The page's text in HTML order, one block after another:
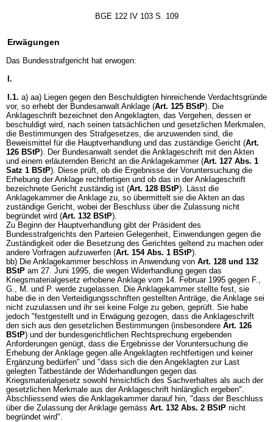
BGE 122 IV 103 S. 109
Erwägungen
Das Bundesstrafgericht hat erwogen:
I.
I.1. a) aa) Liegen gegen den Beschuldigten hinreichende Verdachtsgründe
vor, so erhebt der Bundesanwalt Anklage (Art. 125 BStP). Die
Anklageschrift bezeichnet den Angeklagten, das Vergehen, dessen er
beschuldigt wird, nach seinen tatsächlichen und gesetzlichen Merkmalen,
die Bestimmungen des Strafgesetzes, die anzuwenden sind, die
Beweismittel für die Hauptverhandlung und das zuständige Gericht (Art.
126 BStP). Der Bundesanwalt sendet die Anklageschrift mit den Akten
und einem erläuternden Bericht an die Anklagekammer (Art. 127 Abs. 1
Satz 1 BStP). Diese prüft, ob die Ergebnisse der Voruntersuchung die
Erhebung der Anklage rechtfertigen und ob das in der Anklageschrift
bezeichnete Gericht zuständig ist (Art. 128 BStP). Lässt die
Anklagekammer die Anklage zu, so übermittelt sie die Akten an das
zuständige Gericht, wobei der Beschluss über die Zulassung nicht
begründet wird (Art. 132 BStP).
Zu Beginn der Hauptverhandlung gibt der Präsident des
Bundesstrafgerichts den Parteien Gelegenheit, Einwendungen gegen die
Zuständigkeit oder die Besetzung des Gerichtes geltend zu machen oder
andere Vorfragen aufzuwerfen (Art. 154 Abs. 1 BStP).
bb) Die Anklagekammer beschloss in Anwendung von Art. 128 und 132
BStP am 27. Juni 1995, die wegen Widerhandlung gegen das
Kriegsmaterialgesetz erhobene Anklage vom 14. Februar 1995 gegen F.,
G., M. und P. werde zugelassen. Die Anklagekammer stellte fest, sie
habe die in den Verteidigungsschriften gestellten Anträge, die Anklage sei
nicht zuzulassen und ihr sei keine Folge zu geben, geprüft. Sie habe
jedoch "festgestellt und in Erwägung gezogen, dass die Anklageschrift
den sich aus den gesetzlichen Bestimmungen (insbesondere Art. 126
BStP) und der bundesgerichtlichen Rechtsprechung ergebenden
Anforderungen genügt, dass die Ergebnisse der Voruntersuchung die
Erhebung der Anklage gegen alle Angeklagten rechtfertigen und keiner
Ergänzung bedürfen" und "dass sich die den Angeklagten zur Last
gelegten Tatbestände der Widerhandlungen gegen das
Kriegsmaterialgesetz sowohl hinsichtlich des Sachverhaltes als auch der
gesetzlichen Merkmale aus der Anklageschrift hinlänglich ergeben".
Abschliessend wies die Anklagekammer darauf hin, "dass der Beschluss
über die Zulassung der Anklage gemäss Art. 132 Abs. 2 BStP nicht
begründet wird".